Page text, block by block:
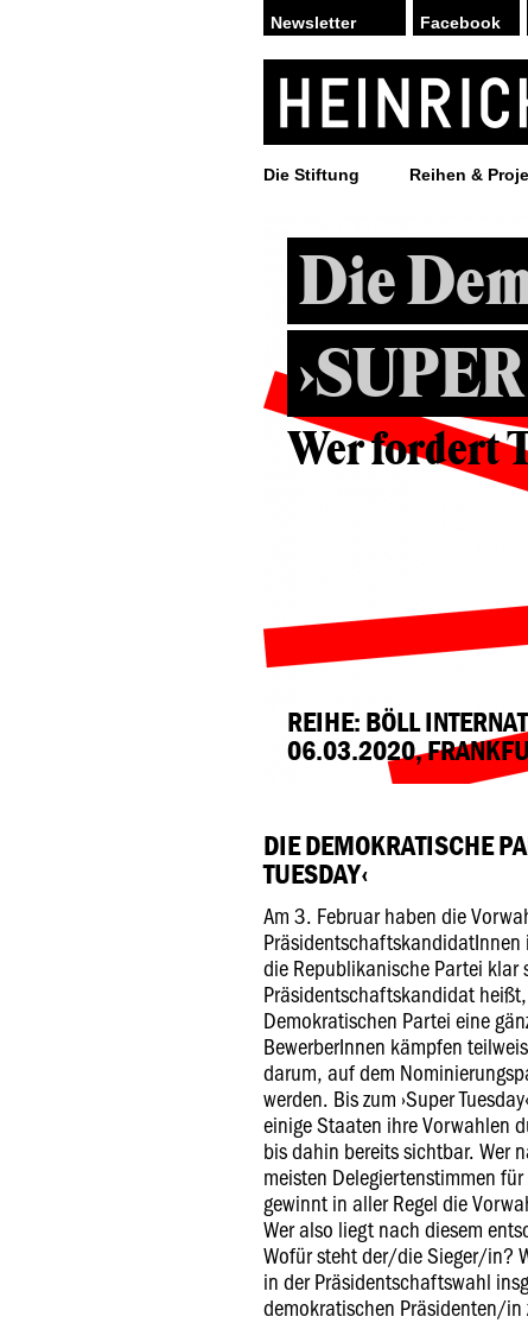
Facebook
Die Stiftung Reihen &
Die
Wer fordert
REIHE: BÖLL
06.03.2020,
DIE DEMOKRATISCHE
TUESDAY‹
Am 3. Februar haben die
die Republikanische Partei klar
Präsidentschaftskandidat
Demokratischen Partei eine
BewerberInnen kämpfen
darum, auf dem
werden. Bis zum ›Super
einige Staaten ihre Vorwahlen
bis dahin bereits sichtbar. Wer
meisten Delegiertenstimmen
gewinnt in aller Regel die
Wer also liegt nach diesem
Wofür steht der/die Sieger/in?
in der Präsidentschaftswahl
demokratischen Präsidenten/in